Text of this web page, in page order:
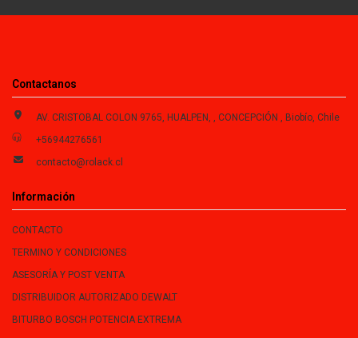
Contactanos
AV. CRISTOBAL COLON 9765, HUALPEN, , CONCEPCIÓN , Biobío, Chile
+56944276561
contacto@rolack.cl
Información
CONTACTO
TERMINO Y CONDICIONES
ASESORÍA Y POST VENTA
DISTRIBUIDOR AUTORIZADO DEWALT
BITURBO BOSCH POTENCIA EXTREMA